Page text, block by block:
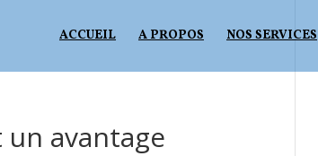
ACCUEIL A PROPOS NOS SERVICES
avantage